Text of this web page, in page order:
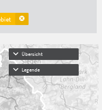
Übersicht
Legende